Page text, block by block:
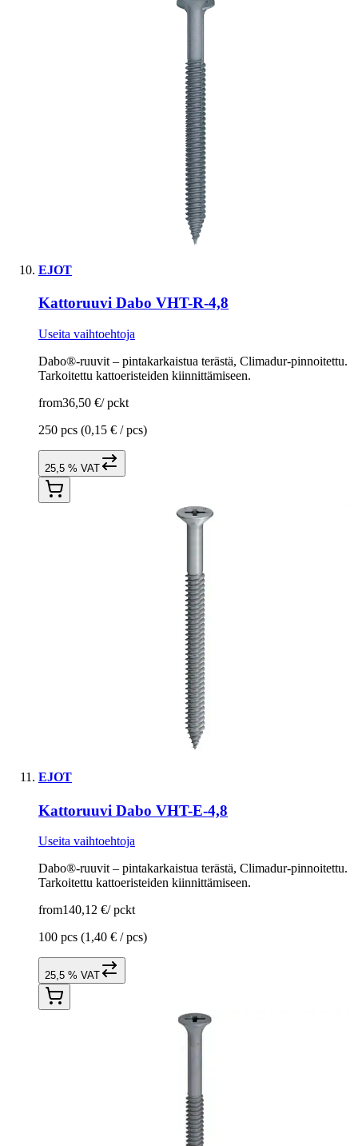
EJOT
Kattoruuvi Dabo VHT-R-4,8
Useita vaihtoehtoja
Dabo®-ruuvit – pintakarkaistua terästä, Climadur-pinnoitettu.
Tarkoitettu kattoeristeiden kiinnittämiseen.
from36,50 €/ pckt
250 pcs (0,15 € / pcs)
25,5 % VAT
EJOT
Kattoruuvi Dabo VHT-E-4,8
Useita vaihtoehtoja
Dabo®-ruuvit – pintakarkaistua terästä, Climadur-pinnoitettu.
Tarkoitettu kattoeristeiden kiinnittämiseen.
from140,12 €/ pckt
100 pcs (1,40 € / pcs)
25,5 % VAT